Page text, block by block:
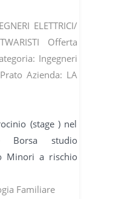
ELETTRICI/
Offerta
Ingegneri
Azienda: LA
(stage ) nel
Borsa studio
Minori a rischio
Familiare